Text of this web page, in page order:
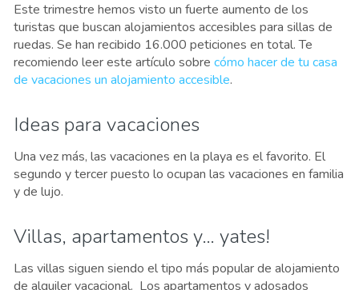
Este trimestre hemos visto un fuerte aumento de los
turistas que buscan alojamientos accesibles para sillas de
ruedas. Se han recibido 16.000 peticiones en total. Te
recomiendo leer este artículo sobre cómo hacer de tu casa
de vacaciones un alojamiento accesible.
Ideas para vacaciones
Una vez más, las vacaciones en la playa es el favorito. El
segundo y tercer puesto lo ocupan las vacaciones en familia
y de lujo.
Villas, apartamentos y… yates!
Las villas siguen siendo el tipo más popular de alojamiento
de alquiler vacacional. Los apartamentos y adosados